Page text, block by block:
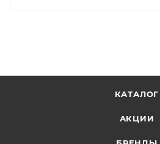
КАТАЛОГ
АКЦИИ